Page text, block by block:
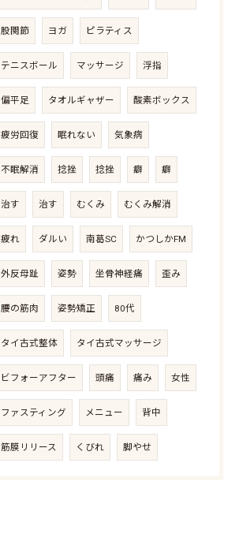
股関節 ヨガ ピラティス
テニスボール マッサージ 浮指
偏平足 タオルギャザー 酸素ボックス
疲労回復 眠れない 気象病
不眠解消 捻挫 捻挫 癖 癖
治す 治す むくみ むくみ解消
疲れ ダルい 南葛SC かつしかFM
外反母趾 姿勢 坐骨神経痛 歪み
腰の筋肉 姿勢矯正 80代
タイ古式整体 タイ古式マッサージ
ビフォーアフター 頭痛 痛み 女性
ファスティング メニュー 背中
筋膜リリース くびれ 脚やせ